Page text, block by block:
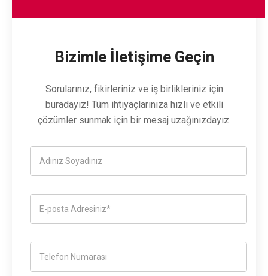
Bizimle İletişime Geçin
Sorularınız, fikirleriniz ve iş birlikleriniz için
buradayız! Tüm ihtiyaçlarınıza hızlı ve etkili
çözümler sunmak için bir mesaj uzağınızdayız.